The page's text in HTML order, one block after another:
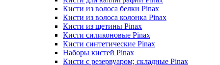
Кисти из волоса белки Pinax
Кисти из волоса колонка Pinax
Кисти из щетины Pinax
Кисти силиконовые Pinax
Кисти синтетические Pinax
Наборы кистей Pinax
Кисти с резервуаром; складные Pinax